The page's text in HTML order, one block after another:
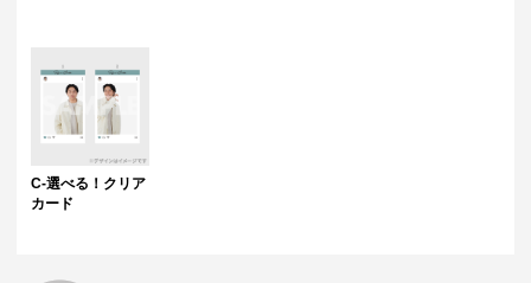
C-選べる！クリア
カード